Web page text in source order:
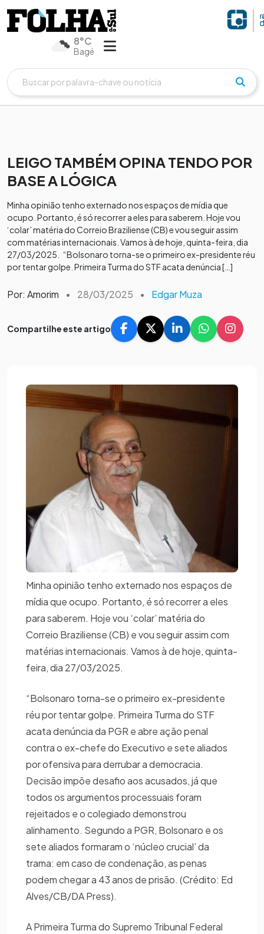
8°C
Bagé
LEIGO TAMBÉM OPINA TENDO POR
BASE A LÓGICA
Minha opinião tenho externado nos espaços de mídia que
ocupo. Portanto, é só recorrer a eles para saberem. Hoje vou
‘colar’ matéria do Correio Braziliense (CB) e vou seguir assim
com matérias internacionais. Vamos à de hoje, quinta-feira, dia
27/03/2025. “Bolsonaro torna-se o primeiro ex-presidente réu
por tentar golpe. Primeira Turma do STF acata denúncia […]
Por: Amorim • 28/03/2025 • Edgar Muza
Compartilhe este artigo
Minha opinião tenho externado nos espaços de
mídia que ocupo. Portanto, é só recorrer a eles
para saberem. Hoje vou ‘colar’ matéria do
Correio Braziliense (CB) e vou seguir assim com
matérias internacionais. Vamos à de hoje, quinta-
feira, dia 27/03/2025.
“Bolsonaro torna-se o primeiro ex-presidente
réu por tentar golpe. Primeira Turma do STF
acata denúncia da PGR e abre ação penal
contra o ex-chefe do Executivo e sete aliados
por ofensiva para derrubar a democracia.
Decisão impõe desafio aos acusados, já que
todos os argumentos processuais foram
rejeitados e o colegiado demonstrou
alinhamento. Segundo a PGR, Bolsonaro e os
sete aliados formaram o ‘núcleo crucial’ da
trama: em caso de condenação, as penas
podem chegar a 43 anos de prisão. (Crédito: Ed
Alves/CB/DA Press).
A Primeira Turma do Supremo Tribunal Federal